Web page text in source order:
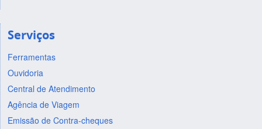
Serviços
Ferramentas
Ouvidoria
Central de Atendimento
Agência de Viagem
Emissão de Contra-cheques